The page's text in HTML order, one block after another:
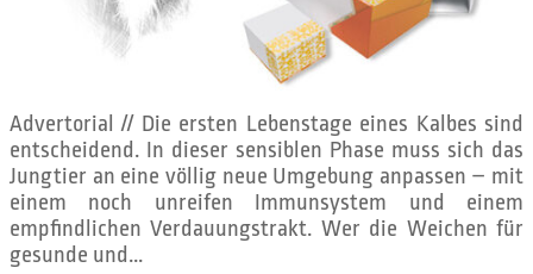
Advertorial // Die ersten Lebenstage eines Kalbes sind
entscheidend. In dieser sensiblen Phase muss sich das
Jungtier an eine völlig neue Umgebung anpassen – mit
einem noch unreifen Immunsystem und einem
empfindlichen Verdauungstrakt. Wer die Weichen für
gesunde und...